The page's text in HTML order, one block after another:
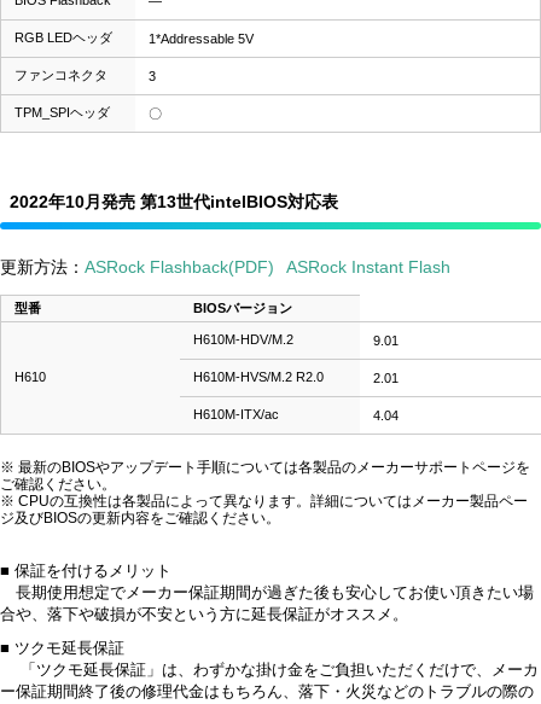
RGB LEDヘッダ 1*Addressable 5V
ファンコネクタ 3
TPM_SPIヘッダ 〇
2022年10月発売 第13世代intelBIOS対応表
更新方法： ASRock Flashback(PDF) ASRock Instant Flash
型番 BIOSバージョン
H610
H610M-HDV/M.2 9.01
H610M-HVS/M.2 R2.0 2.01
H610M-ITX/ac 4.04
※ 最新のBIOSやアップデート手順については各製品のメーカーサポートページを
ご確認ください。
※ CPUの互換性は各製品によって異なります。詳細についてはメーカー製品ペー
ジ及びBIOSの更新内容をご確認ください。
■ 保証を付けるメリット
長期使用想定でメーカー保証期間が過ぎた後も安心してお使い頂きたい場
合や、落下や破損が不安という方に延長保証がオススメ。
■ ツクモ延長保証
「ツクモ延長保証」は、わずかな掛け金をご負担いただくだけで、メーカ
ー保証期間終了後の修理代金はもちろん、落下・火災などのトラブルの際の